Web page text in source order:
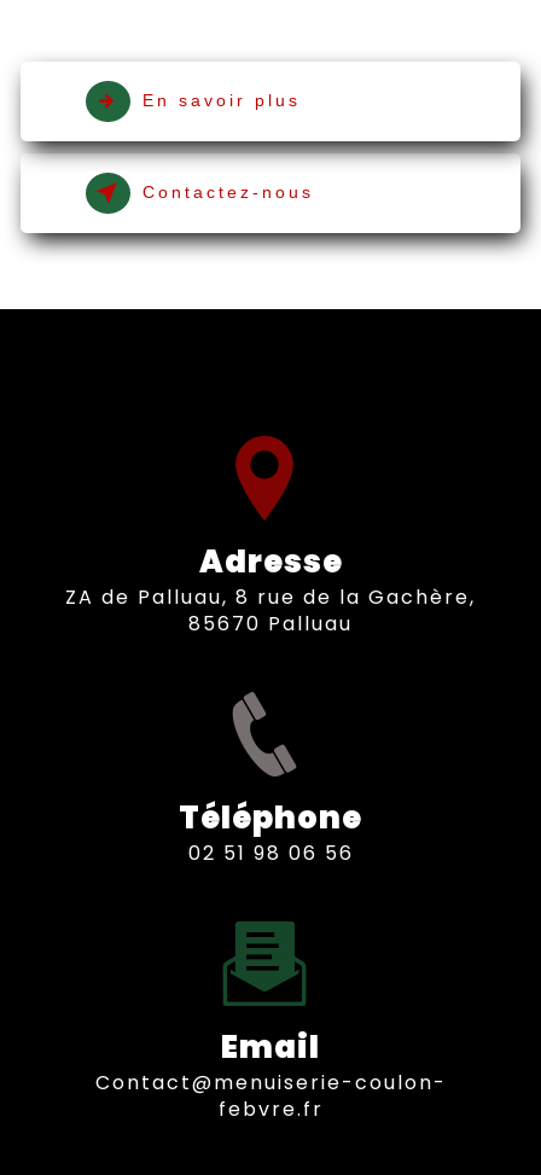
En savoir plus
Contactez-nous
Adresse
ZA de Palluau, 8 rue de la Gachère,
85670 Palluau
Téléphone
02 51 98 06 56
Email
contact@menuiserie-coulon-
febvre.fr